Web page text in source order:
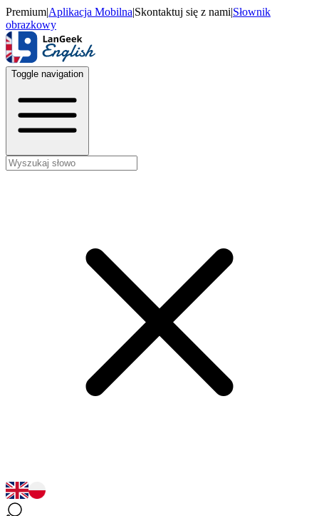
Premium|Aplikacja Mobilna|Skontaktuj się z nami|Słownik
obrazkowy
Toggle navigation